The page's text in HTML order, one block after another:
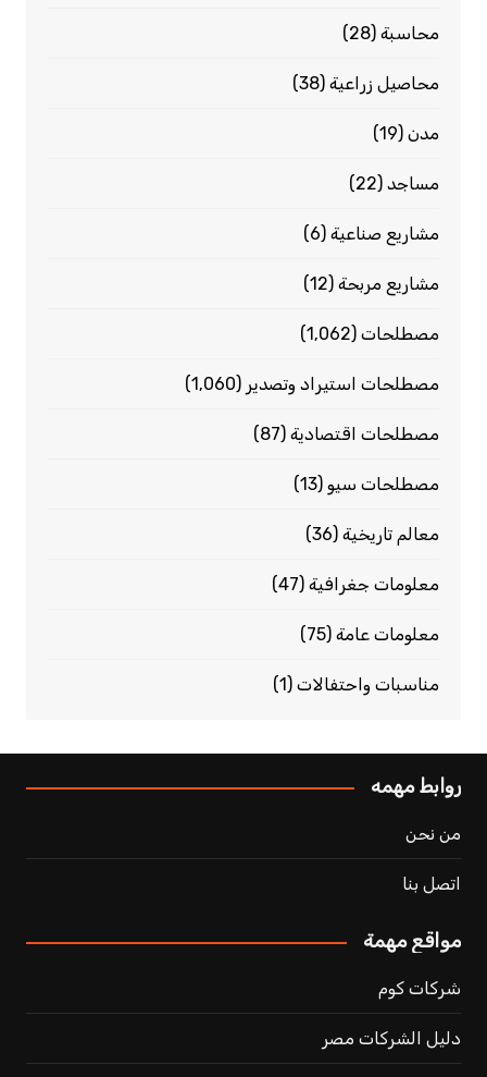
محاسبة(28)
محاصيل زراعية(38)
مدن(19)
مساجد(22)
مشاريع صناعية(6)
مشاريع مربحة(12)
مصطلحات(1٬062)
مصطلحات استيراد وتصدير (1٬060)
مصطلحات اقتصادية(87)
مصطلحات سيو(13)
معالم تاريخية(36)
معلومات جغرافية(47)
معلومات عامة(75)
مناسبات واحتفالات(1)
روابط مهمه
من نحن
اتصل بنا
مواقع مهمة
شركات كوم
دليل الشركات مصر